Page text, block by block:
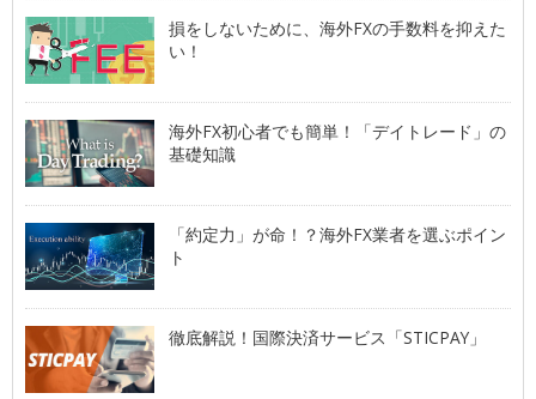
損をしないために、海外FXの手数料を抑えた
い！
海外FX初心者でも簡単！「デイトレード」の
基礎知識
「約定力」が命！？海外FX業者を選ぶポイン
ト
徹底解説！国際決済サービス「STICPAY」